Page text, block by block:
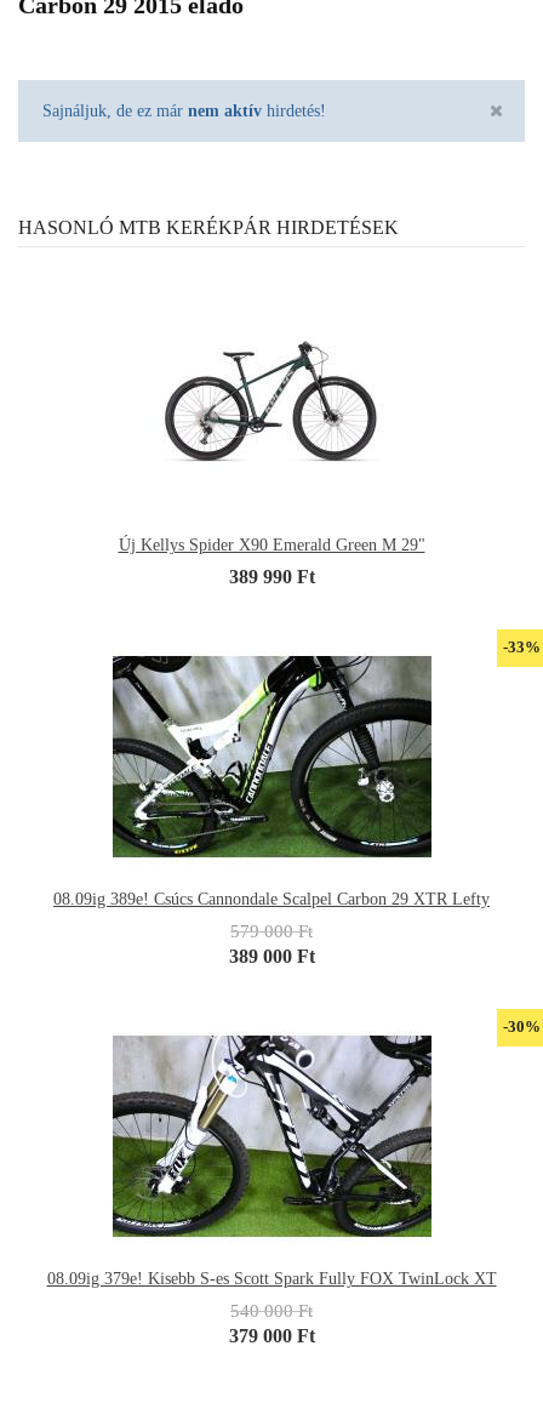
Sajnáljuk, de ez már nem aktív hirdetés!
HASONLÓ MTB KERÉKPÁR HIRDETÉSEK
Új Kellys Spider X90 Emerald Green M 29"
389 990 Ft
-33%
08.09ig 389e! Csúcs Cannondale Scalpel Carbon 29 XTR Lefty
579 000 Ft
389 000 Ft
-30%
08.09ig 379e! Kisebb S-es Scott Spark Fully FOX TwinLock XT
540 000 Ft
379 000 Ft